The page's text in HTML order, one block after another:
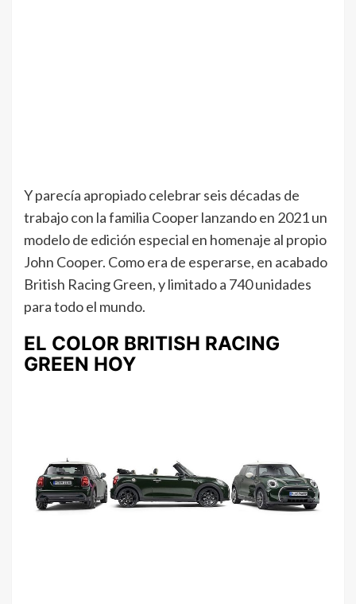
Y parecía apropiado celebrar seis décadas de
trabajo con la familia Cooper lanzando en 2021 un
modelo de edición especial en homenaje al propio
John Cooper. Como era de esperarse, en acabado
British Racing Green, y limitado a 740 unidades
para todo el mundo.
EL COLOR BRITISH RACING
GREEN HOY